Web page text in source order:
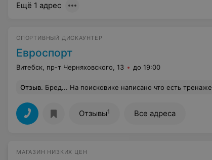
Ещё 1 адрес
СПОРТИВНЫЙ ДИСКАУНТЕР
Евроспорт
Витебск, пр-т Черняховского, 13 до 19:00
Отзыв. Бред... На поисковике написано что есть тренажеры... В реальности ответ менеджера типо только то что есть на сайте.... Ссылки на сайт нет,
Отзывы1 Все адреса
МАГАЗИН НИЗКИХ ЦЕН